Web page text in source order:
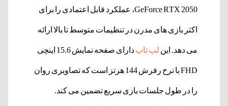
GeForce RTX 2050، عملکرد قابل اعتمادی را برای
اکثر بازی های مدرن در تنظیمات متوسط ​​تا بالا ارائه
می دهد. این لپ تاپ دارای صفحه نمایش 15.6 اینچی
FHD با نرخ رفرش 144 هرتز است که تصاویری روان
را در طول جلسات بازی سریع تضمین می کند.